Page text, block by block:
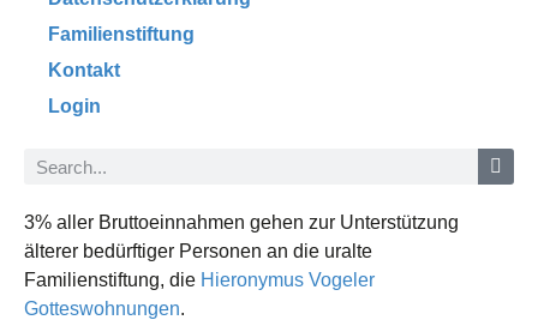
Familienstiftung
Kontakt
Login
3% aller Bruttoeinnahmen gehen zur Unterstützung
älterer bedürftiger Personen an die uralte
Familienstiftung, die Hieronymus Vogeler
Gotteswohnungen.